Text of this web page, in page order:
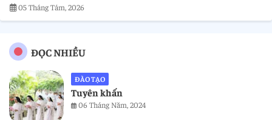
05 Tháng Tám, 2026
ĐỌC NHIỀU
ĐÀO TẠO
Tuyên khấn
06 Tháng Năm, 2024